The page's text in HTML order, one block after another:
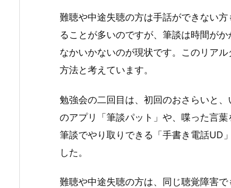
難聴や中途失聴の方は手話ができない
ることが多いのですが、筆談は時間が
なかいかないのが現状です。このリア
方法と考えています。
勉強会の二回目は、初回のおさらいと
のアプリ「筆談パット」や、喋った言
筆談でやり取りできる「手書き電話UD
した。
難聴や中途失聴の方は、同じ聴覚障害